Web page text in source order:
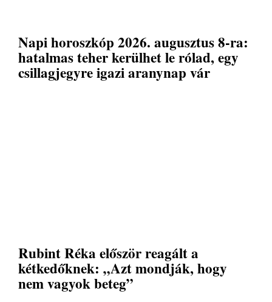
Napi horoszkóp 2026. augusztus 8-ra:
hatalmas teher kerülhet le rólad, egy
csillagjegyre igazi aranynap vár
Rubint Réka először reagált a
kétkedőknek: „Azt mondják, hogy
nem vagyok beteg”